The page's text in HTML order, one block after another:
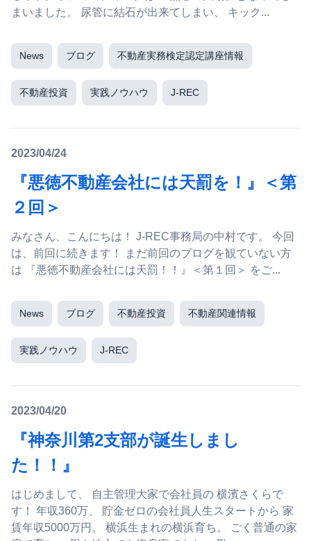
まいました。 尿管に結石が出来てしまい、 キック...
News ブログ 不動産実務検定認定講座情報
不動産投資 実践ノウハウ J-REC
2023/04/24
『悪徳不動産会社には天罰を！』＜第
２回＞
みなさん、こんにちは！ J-REC事務局の中村です。 今回
は、前回に続きます！ まだ前回のブログを観ていない方
は 『悪徳不動産会社には天罰！！』＜第１回＞ をご...
News ブログ 不動産投資 不動産関連情報
実践ノウハウ J-REC
2023/04/20
『神奈川第2支部が誕生しまし
た！！』
はじめまして、 自主管理大家で会社員の 横濱さくらで
す！ 年収360万、 貯金ゼロの会社員人生スタートから 家
賃年収5000万円。 横浜生まれの横浜育ち。 ごく普通の家